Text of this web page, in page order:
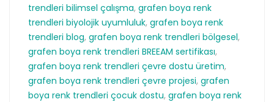
trendleri bilimsel çalışma, grafen boya renk
trendleri biyolojik uyumluluk, grafen boya renk
trendleri blog, grafen boya renk trendleri bölgesel,
grafen boya renk trendleri BREEAM sertifikası,
grafen boya renk trendleri çevre dostu üretim,
grafen boya renk trendleri çevre projesi, grafen
boya renk trendleri çocuk dostu, grafen boya renk